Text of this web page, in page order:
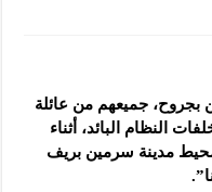
بجروح، جميعهم من عائلة
النظام البائد، أثناء
مدينة سرمين بريف